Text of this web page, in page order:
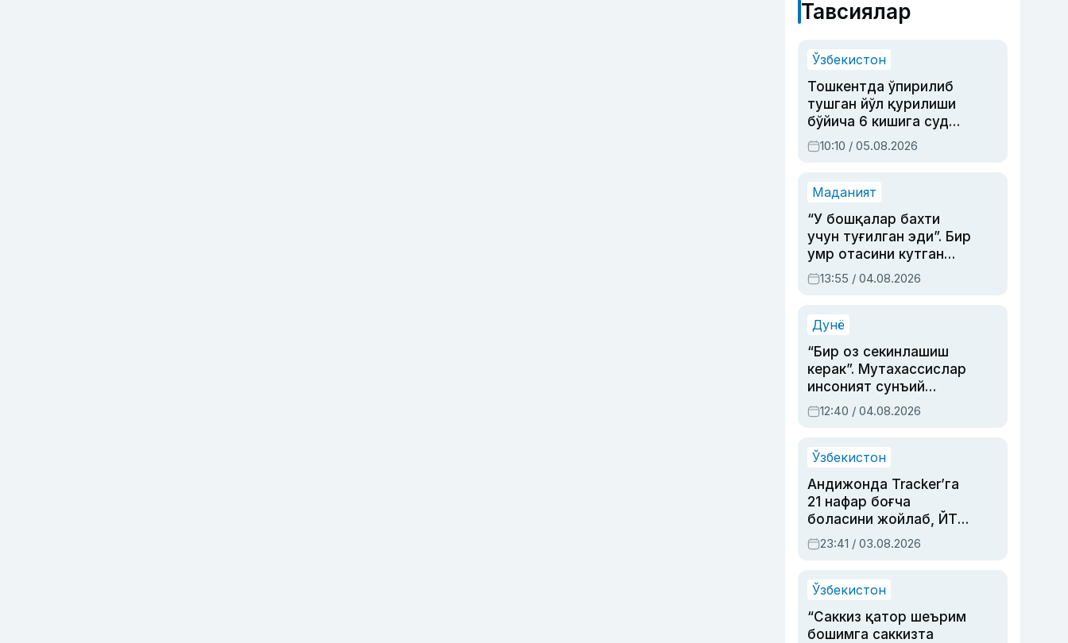
Тавсиялар
Ўзбекистон
Тошкентда ўпирилиб
тушган йўл қурилиши
бўйича 6 кишига суд
ҳукми ўқилди
10:10 / 05.08.2026
Маданият
“У бошқалар бахти
учун туғилган эди”. Бир
умр отасини кутган
актриса ва дубльяж
устаси Римма
синовларга тўла ҳаёти
13:55 / 04.08.2026
Дунё
“Бир оз секинлашиш
керак”. Мутахассислар
инсоният сунъий
интеллектни бошқара
олмай қолишидан
12:40 / 04.08.2026
Ўзбекистон
Андижонда Tracker’га
21 нафар боғча
боласини жойлаб, ЙТҲ
содир этган аёлга суд
ҳукми ўқилди
23:41 / 03.08.2026
Ўзбекистон
“Саккиз қатор шеърим
бошимга саккизта